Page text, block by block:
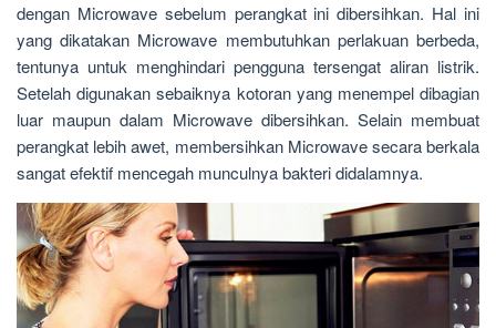
dengan Microwave sebelum perangkat ini dibersihkan. Hal ini
yang dikatakan Microwave membutuhkan perlakuan berbeda,
tentunya untuk menghindari pengguna tersengat aliran listrik.
Setelah digunakan sebaiknya kotoran yang menempel dibagian
luar maupun dalam Microwave dibersihkan. Selain membuat
perangkat lebih awet, membersihkan Microwave secara berkala
sangat efektif mencegah munculnya bakteri didalamnya.